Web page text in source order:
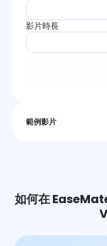
影片時長
範例影片
如何在